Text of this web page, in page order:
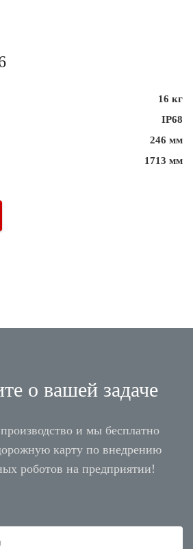
16 кг
IP68
246 мм
1713 мм
о вашей задаче
и мы бесплатно
карту по внедрению
роботов на предприятии!